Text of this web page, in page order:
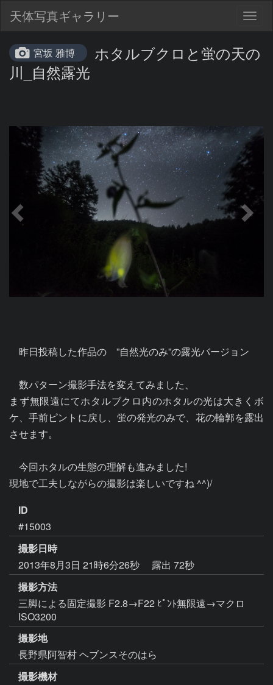
天体写真ギャラリー
宮坂 雅博
ホタルブクロと蛍の天の
川_自然露光
昨日投稿した作品の　”自然光のみ”の露光バージョン
数パターン撮影手法を変えてみました、
まず無限遠にてホタルブクロ内のホタルの光は大きくボ
ケ、手前ピントに戻し、蛍の発光のみで、花の輪郭を露出
させます。
今回ホタルの生態の理解も進みました!
ID
#15003
撮影日時
2013年8月3日 21時6分26秒
露出 72秒
撮影方法
三脚による固定撮影 F2.8→F22 ﾋﾟﾝﾄ無限遠→マクロ
ISO3200
撮影地
長野県阿智村 ヘブンスそのはら
撮影機材